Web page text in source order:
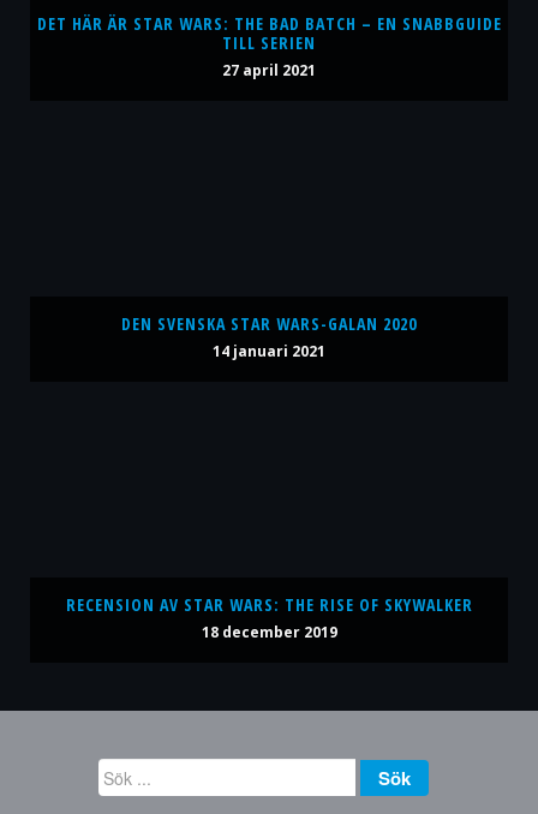
DET HÄR ÄR STAR WARS: THE BAD BATCH – EN SNABBGUIDE
TILL SERIEN
27 april 2021
DEN SVENSKA STAR WARS-GALAN 2020
14 januari 2021
RECENSION AV STAR WARS: THE RISE OF SKYWALKER
18 december 2019
Sök
...
Sök